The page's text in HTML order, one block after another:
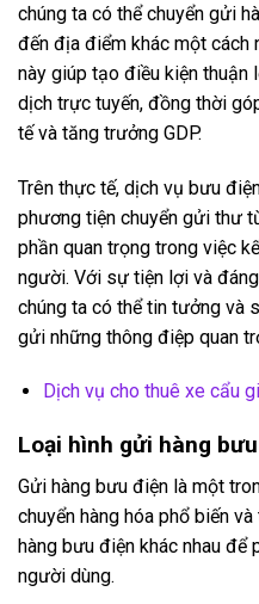
chúng ta có thể chuyển gửi
đến địa điểm khác một cách
này giúp tạo điều kiện thuận
dịch trực tuyến, đồng thời
tế và tăng trưởng GDP.
Trên thực tế, dịch vụ bưu
phương tiện chuyển gửi thư
phần quan trọng trong việc
người. Với sự tiện lợi và
chúng ta có thể tin tưởng và
gửi những thông điệp quan
Dịch vụ cho thuê xe cẩu
Loại hình gửi hàng
Gửi hàng bưu điện là một
chuyển hàng hóa phổ biến
hàng bưu điện khác nhau để
người dùng.